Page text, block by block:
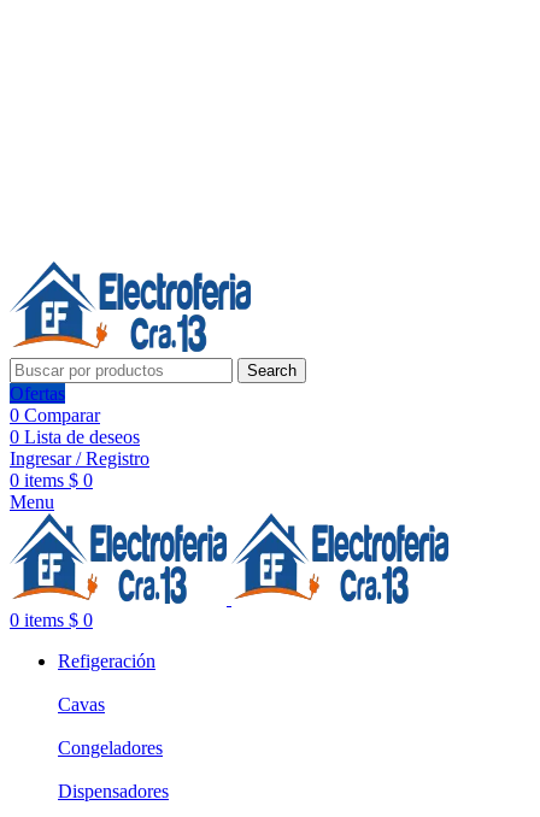
Search
Ofertas
0 Comparar
0 Lista de deseos
Ingresar / Registro
0 items $ 0
Menu
0 items $ 0
Refigeración
Cavas
Congeladores
Dispensadores